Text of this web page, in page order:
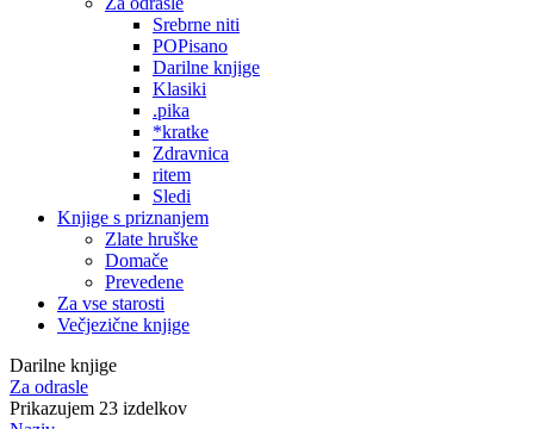
Srebrne niti
POPisano
Darilne knjige
Klasiki
.pika
*kratke
Zdravnica
ritem
Sledi
Knjige s priznanjem
Zlate hruške
Domače
Prevedene
Za vse starosti
Večjezične knjige
Darilne knjige
Za odrasle
Prikazujem 23 izdelkov